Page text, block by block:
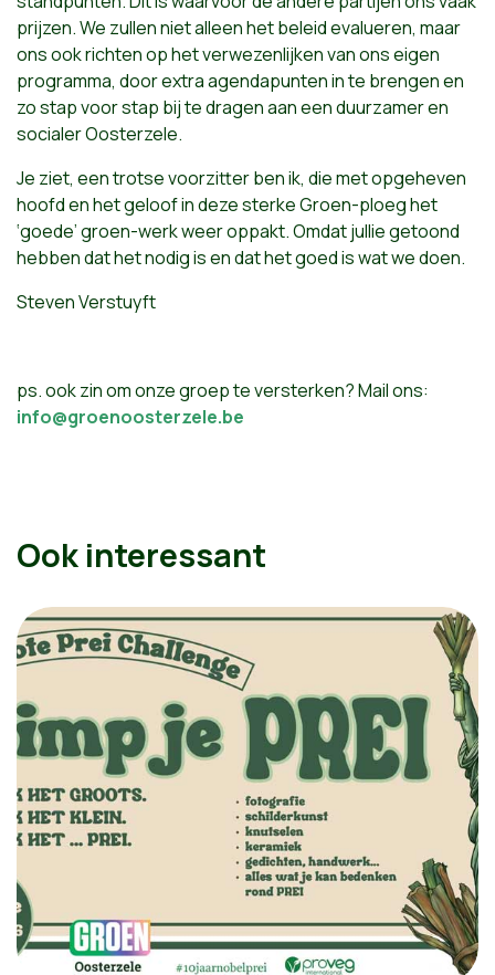
prijzen. We zullen niet alleen het beleid evalueren, maar
ons ook richten op het verwezenlijken van ons eigen
programma, door extra agendapunten in te brengen en
zo stap voor stap bij te dragen aan een duurzamer en
socialer Oosterzele.
Je ziet, een trotse voorzitter ben ik, die met opgeheven
hoofd en het geloof in deze sterke Groen-ploeg het
‘goede’ groen-werk weer oppakt. Omdat jullie getoond
hebben dat het nodig is en dat het goed is wat we doen.
Steven Verstuyft
ps. ook zin om onze groep te versterken? Mail ons:
info@groenoosterzele.be
Ook interessant